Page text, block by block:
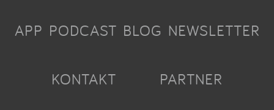
APP PODCAST BLOG NEWSLETTER
KONTAKT PARTNER